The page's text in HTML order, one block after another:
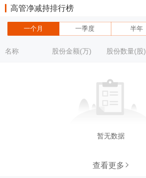
高管净减持排行榜
一个月 一季度 半年
名称 股份金额(万) 股份数量(股)
暂无数据
查看更多